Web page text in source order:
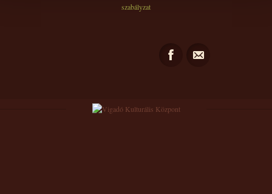
szabályzat